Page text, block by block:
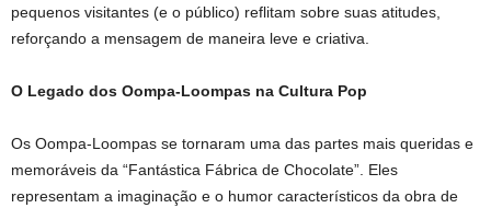
pequenos visitantes (e o público) reflitam sobre suas atitudes,
reforçando a mensagem de maneira leve e criativa.
O Legado dos Oompa-Loompas na Cultura Pop
Os Oompa-Loompas se tornaram uma das partes mais queridas e
memoráveis da “Fantástica Fábrica de Chocolate”. Eles
representam a imaginação e o humor característicos da obra de